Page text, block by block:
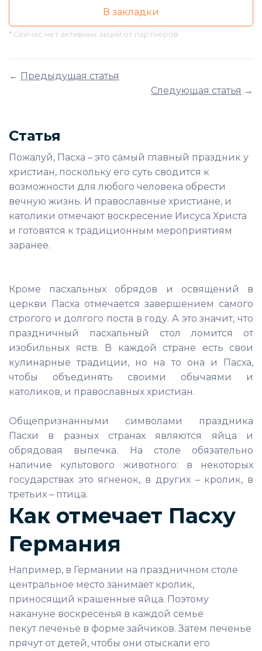
В закладки
* Сейчас нет активных акций от партнёров
← Предыдущая статья
Следующая статья →
Статья
Пожалуй, Пасха – это самый главный праздник у
христиан, поскольку его суть сводится к
возможности для любого человека обрести
вечную жизнь. И православные христиане, и
католики отмечают воскресение Иисуса Христа
и готовятся к традиционным мероприятиям
заранее.
Кроме пасхальных обрядов и освящений в
церкви Пасха отмечается завершением самого
строгого и долгого поста в году. А это значит, что
праздничный пасхальный стол ломится от
изобильных яств. В каждой стране есть свои
кулинарные традиции, но на то она и Пасха,
чтобы объединять своими обычаями и
католиков, и православных христиан.
Общепризнанными символами праздника
Пасхи в разных странах являются яйца и
обрядовая выпечка. На столе обязательно
наличие культового животного: в некоторых
государствах это ягненок, в других – кролик, в
третьих – птица.
Как отмечает Пасху
Германия
Например, в Германии на праздничном столе
центральное место занимает кролик,
приносящий крашенные яйца. Поэтому
накануне воскресенья в каждой семье
пекут печенье в форме зайчиков. Затем печенье
прячут от детей, чтобы они отыскали его